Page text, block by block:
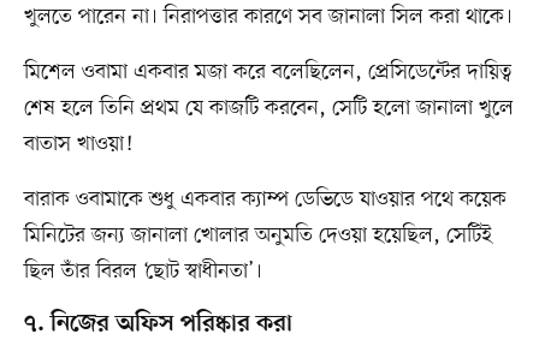
খুলতে পারেন না। নিরাপত্তার কারণে সব জানালা সিল করা থাকে।
মিশেল ওবামা একবার মজা করে বলেছিলেন, প্রেসিডেন্টের দায়িত্ব
শেষ হলে তিনি প্রথম যে কাজটি করবেন, সেটি হলো জানালা খুলে
বাতাস খাওয়া!
বারাক ওবামাকে শুধু একবার ক্যাম্প ডেভিডে যাওয়ার পথে কয়েক
মিনিটের জন্য জানালা খোলার অনুমতি দেওয়া হয়েছিল, সেটিই
ছিল তাঁর বিরল ‘ছোট স্বাধীনতা’।
৭. নিজের অফিস পরিষ্কার করা